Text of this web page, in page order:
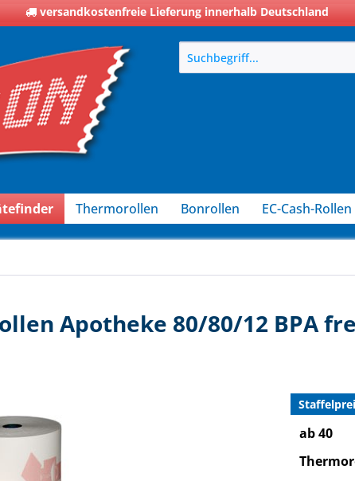
versandkostenfreie Lieferung innerhalb Deutschland
Thermorollen Bonrollen EC-Cash-Rollen
Apotheke 80/80/12 BPA
ab 40